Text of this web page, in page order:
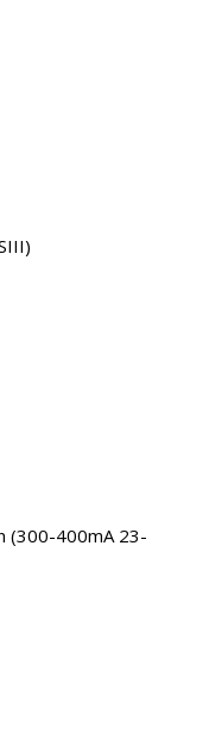
400mA 23-